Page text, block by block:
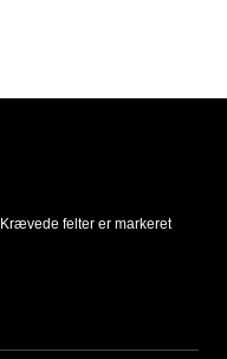
Krævede felter er markeret